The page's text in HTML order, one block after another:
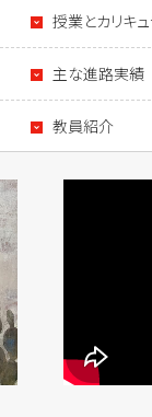
授業とカリキ
主な進路実績
教員紹介